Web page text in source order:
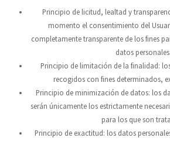
Principio de licitud, lealtad y
momento el consentimiento del
completamente transparente de los fines
datos personales.
Principio de limitación de la finalidad:
recogidos con fines determinados,
Principio de minimización de datos: los
serán únicamente los estrictamente
para los que son
Principio de exactitud: los datos